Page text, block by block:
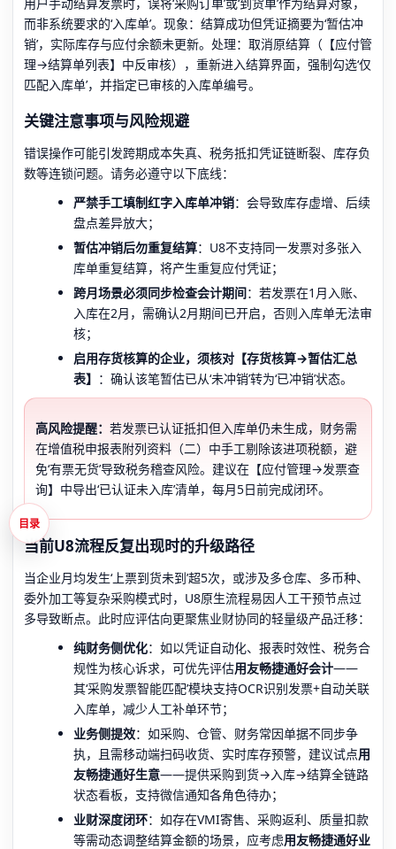
而非系统要求的‘入库单’。现象：结算成功但凭证摘要为‘暂估冲
销’，实际库存与应付余额未更新。处理：取消原结算（【应付管
理→结算单列表】中反审核），重新进入结算界面，强制勾选‘仅
匹配入库单’，并指定已审核的入库单编号。
关键注意事项与风险规避
错误操作可能引发跨期成本失真、税务抵扣凭证链断裂、库存负
数等连锁问题。请务必遵守以下底线：
严禁手工填制红字入库单冲销：会导致库存虚增、后续
盘点差异放大；
暂估冲销后勿重复结算：U8不支持同一发票对多张入
库单重复结算，将产生重复应付凭证；
跨月场景必须同步检查会计期间：若发票在1月入账、
入库在2月，需确认2月期间已开启，否则入库单无法审
核；
启用存货核算的企业，须核对【存货核算→暂估汇总
表】 ：确认该笔暂估已从‘未冲销’转为‘已冲销’状态。
高风险提醒： 若发票已认证抵扣但入库单仍未生成，财务需
在增值税申报表附列资料（二）中手工剔除该进项税额，避
免‘有票无货’导致税务稽查风险。建议在【应付管理→发票查
询】中导出‘已认证未入库’清单，每月5日前完成闭环。
当前U8流程反复出现时的升级路径
当企业月均发生‘上票到货未到’超5次，或涉及多仓库、多币种、
委外加工等复杂采购模式时，U8原生流程易因人工干预节点过
多导致断点。此时应评估向更聚焦业财协同的轻量级产品迁移：
纯财务侧优化：如以凭证自动化、报表时效性、税务合
规性为核心诉求，可优先评估用友畅捷通好会计——
其‘采购发票智能匹配’模块支持OCR识别发票+自动关联
入库单，减少人工补单环节；
业务侧提效：如采购、仓管、财务常因单据不同步争
执，且需移动端扫码收货、实时库存预警，建议试点用
友畅捷通好生意——提供采购到货→入库→结算全链路
状态看板，支持微信通知各角色待办；
业财深度闭环：如存在VMI寄售、采购返利、质量扣款
等需动态调整结算金额的场景，应考虑用友畅捷通好业
目录